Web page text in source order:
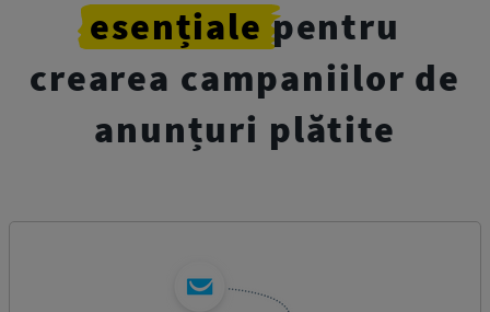
esențiale pentru
crearea campaniilor de
anunțuri plătite